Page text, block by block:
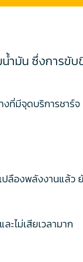
ำมัน ซึ่งการขั
มีจุดบริการชาร์จ
ปลืองพลังงานแล้
ะไม่เสียเวลามาก